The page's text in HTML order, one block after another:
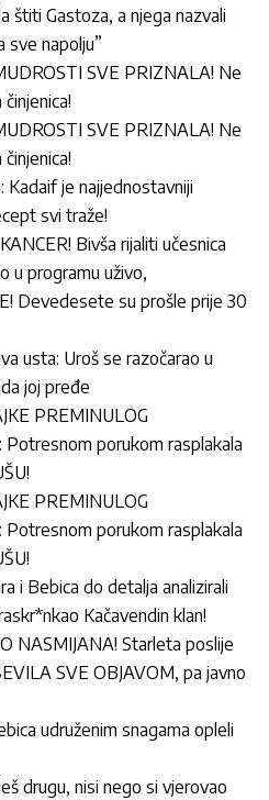
štiti Gastoza, a njega nazvali
sve napolju”
SVE PRIZNALA! Ne
SVE PRIZNALA! Ne
Kadaif je najjednostavniji
svi traže!
Bivša rijaliti učesnica
u programu uživo,
Devedesete su prošle prije 30
usta: Uroš se razočarao u
joj pređe
PREMINULOG
Potresnom porukom rasplakala
PREMINULOG
Potresnom porukom rasplakala
i Bebica do detalja analizirali
Kačavendin klan!
NASMIJANA! Starleta poslije
SVE OBJAVOM, pa javno
udruženim snagama opleli
drugu, nisi nego si vjerovao